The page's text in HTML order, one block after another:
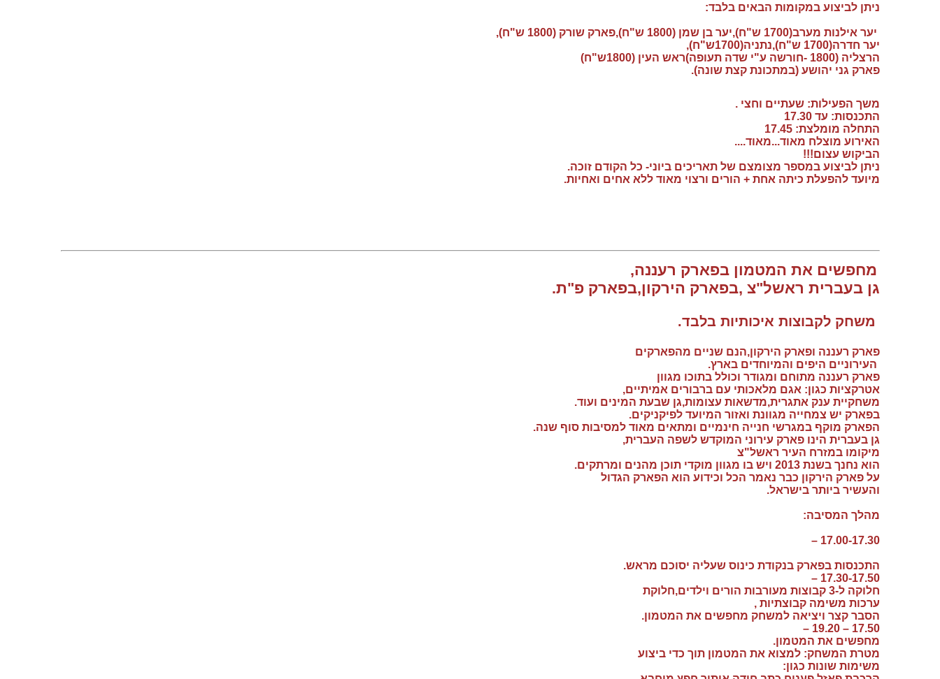
ניתן לביצוע במקומות הבאים בלבד:
יער אילנות מערב(1700 ש"ח),יער בן שמן (1800 ש"ח),פארק שורק (1800 ש"ח),
יער חדרה(1700 ש"ח),נתניה(1700ש"ח),
הרצליה (1800 -חורשה ע"י שדה תעופה)ראש העין (1800ש"ח)
פארק גני יהושע (במתכונת קצת שונה).
משך הפעילות: שעתיים וחצי .
התכנסות: עד 17.30
התחלה מומלצת: 17.45
האירוע מוצלח מאוד...מאוד....
הביקוש עצום!!!
ניתן לביצוע במספר מצומצם של תאריכים ביוני- כל הקודם זוכה.
מיועד להפעלת כיתה אחת + הורים ורצוי מאוד ללא אחים ואחיות.
מחפשים את המטמון בפארק רעננה,
גן בעברית ראשל"צ ,בפארק הירקון,בפארק פ"ת.
משחק לקבוצות איכותיות בלבד.
פארק רעננה ופארק הירקון,הנם שניים מהפארקים
העירוניים היפים והמיוחדים בארץ.
פארק רעננה מתוחם ומגודר וכולל בתוכו מגוון
אטרקציות כגון: אגם מלאכותי עם ברבורים אמיתיים,
משחקיית ענק אתגרית,מדשאות עצומות,גן שבעת המינים ועוד.
בפארק יש צמחייה מגוונת ואזור המיועד לפיקניקים.
הפארק מוקף במגרשי חנייה חינמיים ומתאים מאוד למסיבות סוף שנה.
גן בעברית הינו פארק עירוני המוקדש לשפה העברית,
מיקומו במזרח העיר ראשל"צ
הוא נחנך בשנת 2013 ויש בו מגוון מוקדי תוכן מהנים ומרתקים.
על פארק הירקון כבר נאמר הכל וכידוע הוא הפארק הגדול
והעשיר ביותר בישראל.
מהלך המסיבה:
17.00-17.30 –
התכנסות בפארק בנקודת כינוס שעליה יסוכם מראש.
17.30-17.50 –
חלוקה ל-3 קבוצות מעורבות הורים וילדים,חלוקת
ערכות משימה קבוצתיות ,
הסבר קצר ויציאה למשחק מחפשים את המטמון.
17.50 – 19.20 –
מחפשים את המטמון.
מטרת המשחק: למצוא את המטמון תוך כדי ביצוע
משימות שונות כגון: